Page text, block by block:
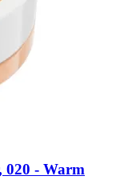
020 -​ Warm